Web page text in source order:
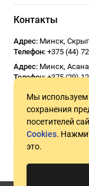
Мы используем
сохранения
посетителей
Cookies.
это.
Контакты
Адрес: Минск,
Телефон: +375 (44)
Адрес: Минск,
Телефон: +375 (29)
Email:
График работы: ПН -